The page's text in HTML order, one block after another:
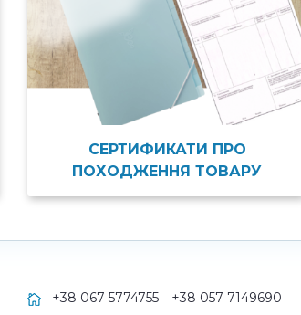
СЕРТИФИКАТИ ПРО
ПОХОДЖЕННЯ ТОВАРУ
+38 067 5774755 +38 057 7149690